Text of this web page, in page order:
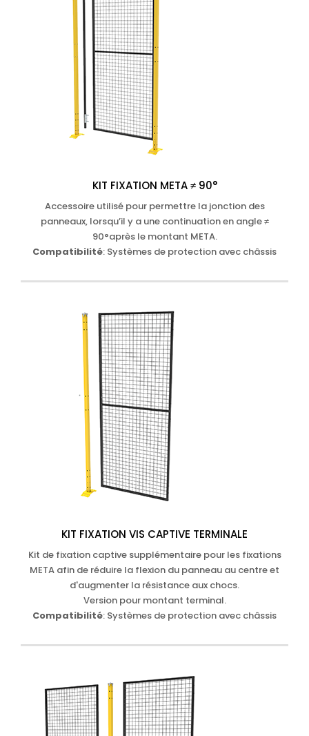
KIT FIXATION META ≠ 90°
Accessoire utilisé pour permettre la jonction des
panneaux, lorsqu’il y a une continuation en angle ≠
90°après le montant META.
Compatibilité: Systèmes de protection avec châssis
KIT FIXATION VIS CAPTIVE TERMINALE
Kit de fixation captive supplémentaire pour les fixations
META afin de réduire la flexion du panneau au centre et
d'augmenter la résistance aux chocs.
Version pour montant terminal.
Compatibilité: Systèmes de protection avec châssis